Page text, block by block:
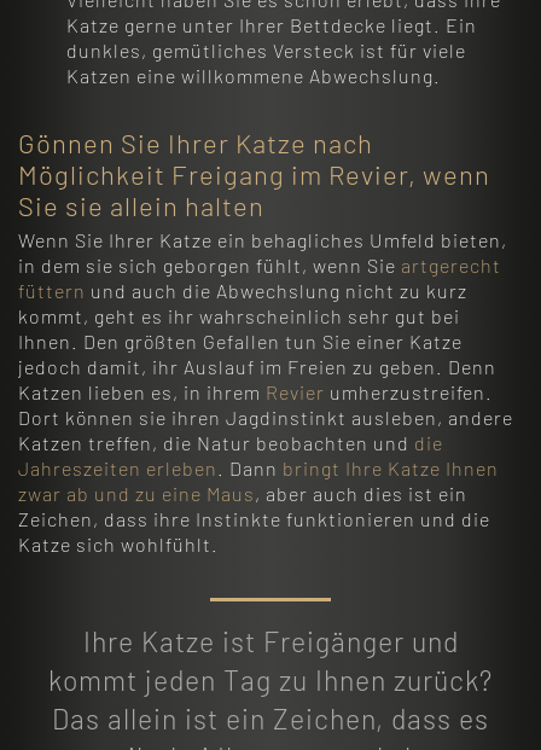
Katze gerne unter Ihrer Bettdecke liegt. Ein
dunkles, gemütliches Versteck ist für viele
Katzen eine willkommene Abwechslung.
Gönnen Sie Ihrer Katze nach
Möglichkeit Freigang im Revier, wenn
Sie sie allein halten
Wenn Sie Ihrer Katze ein behagliches Umfeld bieten,
in dem sie sich geborgen fühlt, wenn Sie artgerecht
füttern und auch die Abwechslung nicht zu kurz
kommt, geht es ihr wahrscheinlich sehr gut bei
Ihnen. Den größten Gefallen tun Sie einer Katze
jedoch damit, ihr Auslauf im Freien zu geben. Denn
Katzen lieben es, in ihrem Revier umherzustreifen.
Dort können sie ihren Jagdinstinkt ausleben, andere
Katzen treffen, die Natur beobachten und die
Jahreszeiten erleben
. Dann bringt Ihre Katze Ihnen
zwar ab und zu eine Maus , aber auch dies ist ein
Zeichen, dass ihre Instinkte funktionieren und die
Katze sich wohlfühlt.
Ihre Katze ist Freigänger und
kommt jeden Tag zu Ihnen zurück?
Das allein ist ein Zeichen, dass es